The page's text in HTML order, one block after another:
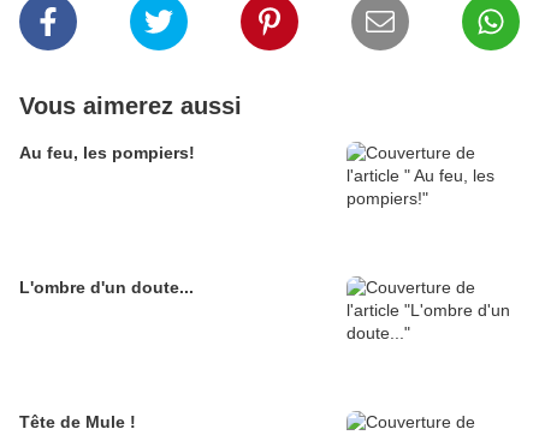
Vous aimerez aussi
Au feu, les pompiers!
L'ombre d'un doute...
Tête de Mule !